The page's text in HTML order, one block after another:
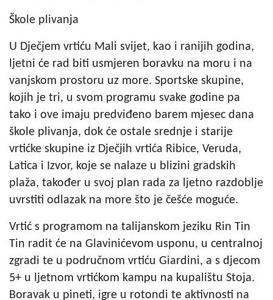
Škole plivanja
U Dječjem vrtiću Mali svijet, kao i ranijih godina,
ljetni će rad biti usmjeren boravku na moru i na
vanjskom prostoru uz more. Sportske skupine,
kojih je tri, u svom programu svake godine pa
tako i ove imaju predviđeno barem mjesec dana
škole plivanja, dok će ostale srednje i starije
vrtićke skupine iz Dječjih vrtića Ribice, Veruda,
Latica i Izvor, koje se nalaze u blizini gradskih
plaža, također u svoj plan rada za ljetno razdoblje
uvrstiti odlazak na more što je češće moguće.
Vrtić s programom na talijanskom jeziku Rin Tin
Tin radit će na Glavinićevom usponu, u centralnoj
zgradi te u područnom vrtiću Giardini, a s djecom
5+ u ljetnom vrtićkom kampu na kupalištu Stoja.
Boravak u pineti, igre u rotondi te aktivnosti na